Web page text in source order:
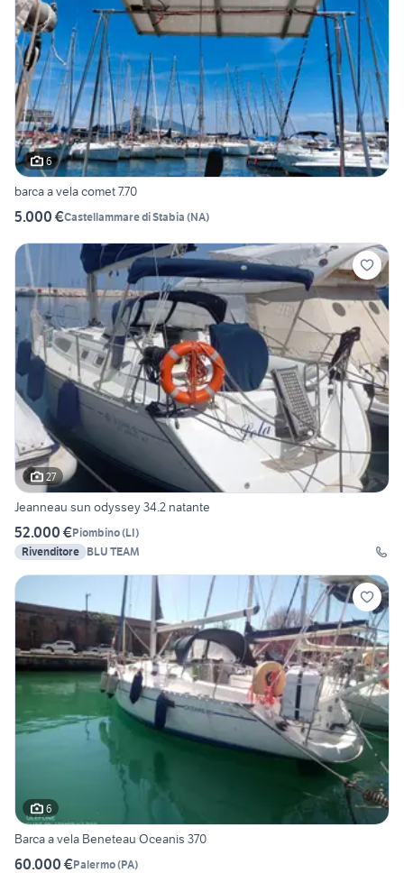
6
barca a vela comet 7.70
5.000 €Castellammare di Stabia (NA)
27
Jeanneau sun odyssey 34.2 natante
52.000 €Piombino(LI)
Rivenditore BLU TEAM
6
Barca a vela Beneteau Oceanis 370
60.000 €Palermo(PA)